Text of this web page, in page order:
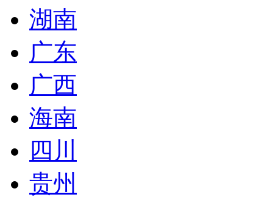
湖南
广东
广西
海南
四川
贵州